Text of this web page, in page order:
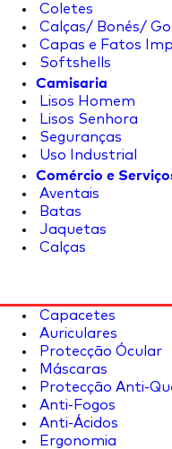
Coletes
Calças/ Bonés/
Capas e Fatos
Softshells
Camisaria
Lisos Homem
Lisos Senhora
Seguranças
Uso Industrial
Comércio e
Aventais
Batas
Jaquetas
Calças
Capacetes
Auriculares
Protecção Ócular
Máscaras
Protecção Anti-
Anti-Fogos
Anti-Ácidos
Ergonomia